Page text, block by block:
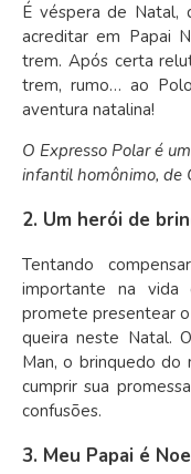
É véspera de Natal,
acreditar em Papai
trem. Após certa
trem, rumo… ao
aventura natalina!
O Expresso Polar é
infantil homônimo, de
2. Um herói de
Tentando
importante na vida
promete presentear
queira neste Natal.
Man, o brinquedo do
cumprir sua
confusões.
3. Meu Papai é